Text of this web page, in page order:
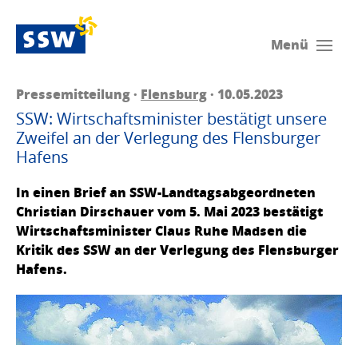
Menü
Pressemitteilung · Flensburg· 10.05.2023
SSW: Wirtschaftsminister bestätigt unsere
Zweifel an der Verlegung des Flensburger
Hafens
In einen Brief an SSW-Landtagsabgeordneten
Christian Dirschauer vom 5. Mai 2023 bestätigt
Wirtschaftsminister Claus Ruhe Madsen die
Kritik des SSW an der Verlegung des Flensburger
Hafens.